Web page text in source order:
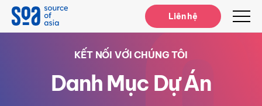
KẾT NỐI VỚI CHÚNG TÔI
Danh Mục Dự Án
Liên hệ
Notifications